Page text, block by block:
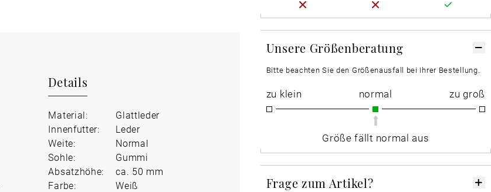
Details
Material:
Glattleder
Innenfutter:
Leder
Weite:
Normal
Sohle:
Gummi
Absatzhöhe:
ca. 50 mm
Farbe:
Weiß
Unsere Größenberatung
Bitte beachten Sie den Größenausfall bei Ihrer Bestellung.
zu klein normal zu groß
Größe fällt normal aus
Frage zum Artikel?